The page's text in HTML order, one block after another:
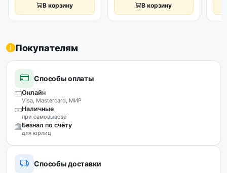
В корзину В корзину
Покупателям
Способы оплаты
Онлайн
Visa, Mastercard, МИР
Наличные
при самовывозе
Безнал по счёту
для юрлиц
Способы доставки